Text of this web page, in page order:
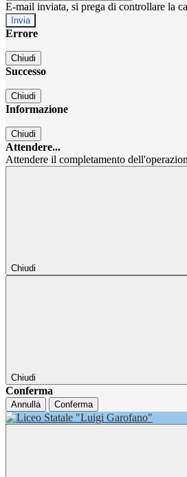
E-mail inviata, si prega di controllare la
Errore
Chiudi
Successo
Chiudi
Informazione
Chiudi
Attendere...
Attendere il completamento
Chiudi
Chiudi
Conferma
Annulla Conferma